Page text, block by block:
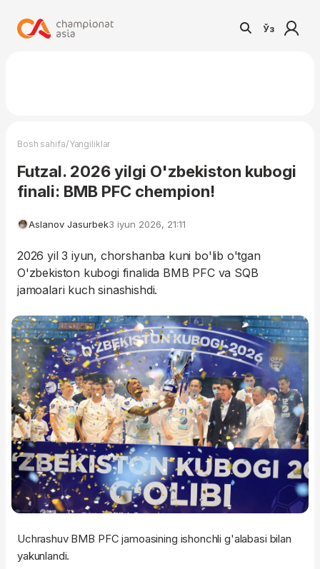
Ўз
Bosh sahifa/Yangiliklar
Futzal. 2026 yilgi O'zbekiston kubogi
finali: BMB PFC chempion!
Aslanov Jasurbek3 iyun 2026, 21:11
2026 yil 3 iyun, chorshanba kuni bo'lib o'tgan
O'zbekiston kubogi finalida BMB PFC va SQB
jamoalari kuch sinashishdi.
Uchrashuv BMB PFC jamoasining ishonchli g'alabasi bilan
yakunlandi.